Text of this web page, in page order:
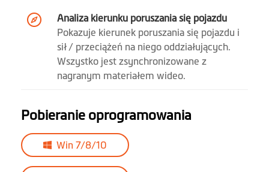
Alert przekroczenia
MiVue™ Manager
Analiza kierunku poruszania się pojazdu
Pokazuje kierunek poruszania się pojazdu i
sił / przeciążeń na niego oddziałujących.
Wszystko jest zsynchronizowane z
nagranym materiałem wideo.
Pobieranie oprogramowania
Win 7/8/10